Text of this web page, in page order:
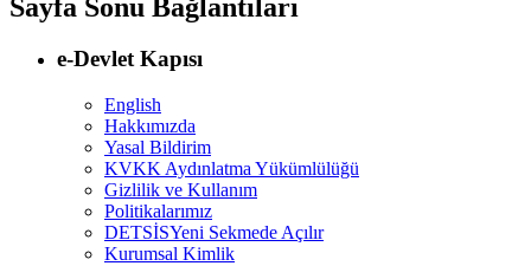
Sayfa Sonu Bağlantıları
e-Devlet Kapısı
English
Hakkımızda
Yasal Bildirim
KVKK Aydınlatma Yükümlülüğü
Gizlilik ve Kullanım
Politikalarımız
DETSİSYeni Sekmede Açılır
Kurumsal Kimlik